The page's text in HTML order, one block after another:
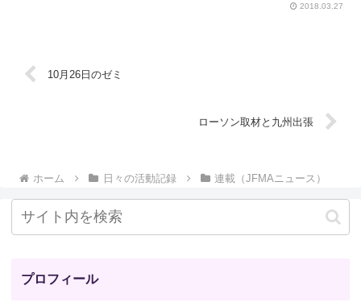
2018.03.27
10月26日のゼミ
ローソン取材と九州出張
ホーム 日々の活動記録 連載（JFMAニュース）
プロフィール